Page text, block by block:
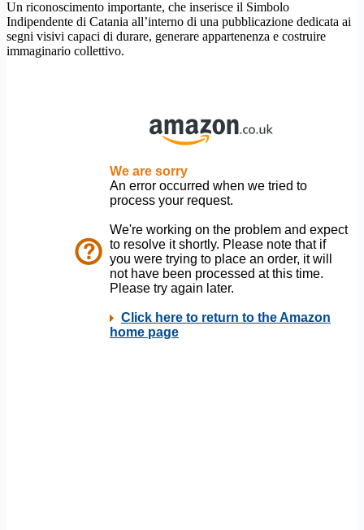
Un riconoscimento importante, che inserisce il Simbolo
Indipendente di Catania all’interno di una pubblicazione dedicata ai
segni visivi capaci di durare, generare appartenenza e costruire
immaginario collettivo.